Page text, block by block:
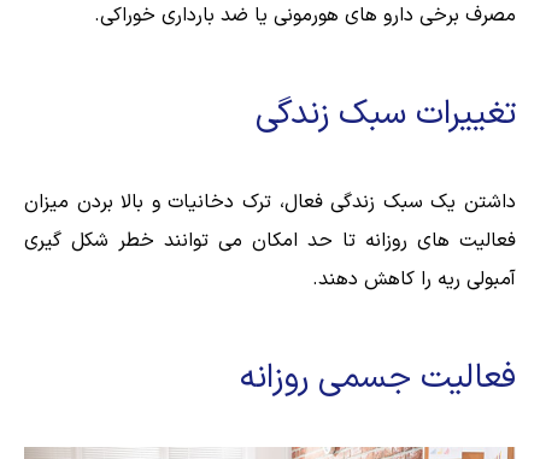
مصرف برخی دارو های هورمونی یا ضد بارداری خوراکی.
تغییرات سبک زندگی
داشتن یک سبک زندگی فعال، ترک دخانیات و بالا بردن میزان
فعالیت های روزانه تا حد امکان می توانند خطر شکل گیری
آمبولی ریه را کاهش دهند.
فعالیت جسمی روزانه